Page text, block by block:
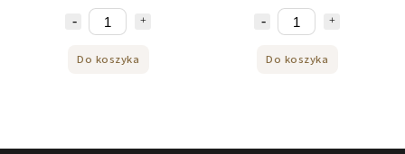
Do koszyka Do koszyka